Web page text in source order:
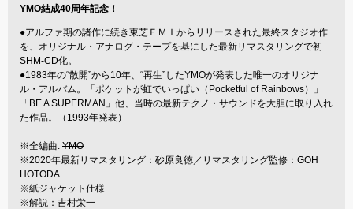
YMO結成40周年記念！
●アルファ期の諸作に続き東芝ＥＭＩからリリースされた最終スタジオ作
を、オリジナル・アナログ・テープを基にした最新リマスタリングで初
SHM-CD化。
●1983年の“散開”から10年、“再生”したYMOが発表した唯一のオリジナ
ル・アルバム。「ポケットが虹でいっぱい（Pocketful of Rainbows）」
「BE A SUPERMAN」他、当時の最新テクノ・サウンドを大胆に取り入れ
た作品。（1993年発表）
※全編曲: YMO
※2020年最新リマスタリング：砂原良徳／リマスタリング監修：GOH
HOTODA
※紙ジャケット仕様
※解説：吉村栄一